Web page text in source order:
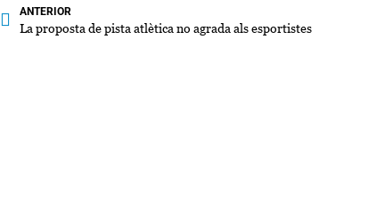
ANTERIOR
La proposta de pista atlètica no agrada als esportistes